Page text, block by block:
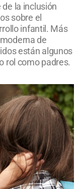
la inclusión
sobre el
infantil. Más
de
están algunos
rol como padres.